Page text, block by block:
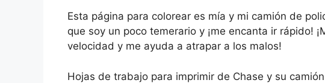
Esta página para colorear es mía y mi camión de
que soy un poco temerario y ¡me encanta ir rápido!
velocidad y me ayuda a atrapar a los malos!
Hojas de trabajo para imprimir de Chase y su